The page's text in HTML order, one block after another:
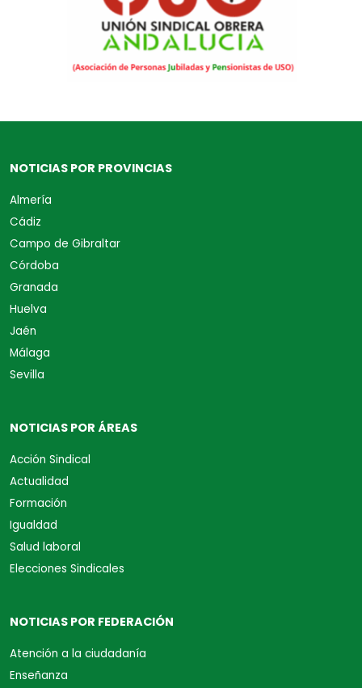
NOTICIAS POR PROVINCIAS
Almería
Cádiz
Campo de Gibraltar
Córdoba
Granada
Huelva
Jaén
Málaga
Sevilla
NOTICIAS POR ÁREAS
Acción Sindical
Actualidad
Formación
Igualdad
Salud laboral
Elecciones Sindicales
NOTICIAS POR FEDERACIÓN
Atención a la ciudadanía
Enseñanza